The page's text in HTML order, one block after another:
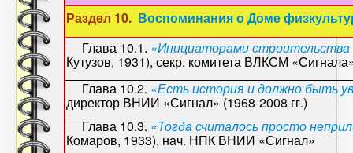
Раздел 10. Воспоминания о Доме
Глава 10.1. «Инициаторами
Кутузов, 1931), секр. комитета ВЛКСМ
Глава 10.2. «Есть история и должно быть
директор ВНИИ «Сигнал» (1968-2008 гг.)
Глава 10.3. «Тогда считалось просто
Комаров, 1933), нач. НПК ВНИИ «Сигнал»